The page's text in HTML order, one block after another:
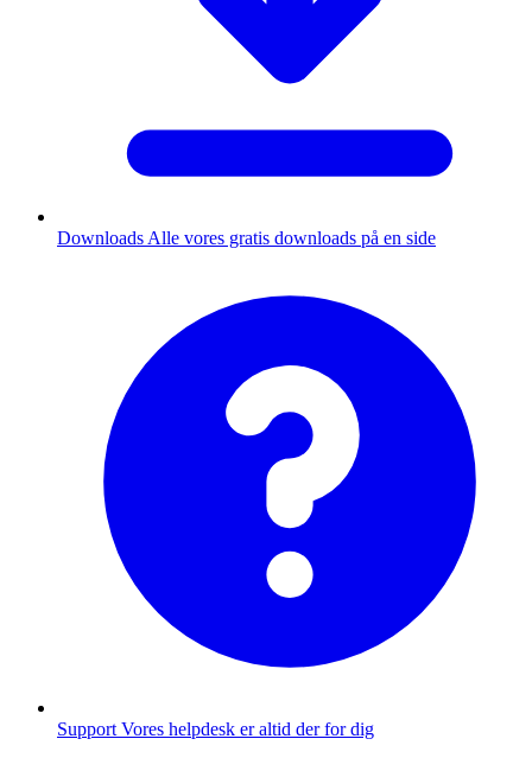
Downloads Alle vores gratis downloads på en side
Support Vores helpdesk er altid der for dig